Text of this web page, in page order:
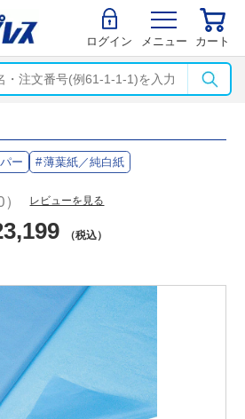
ログイン メニュー カート
ー 薄葉紙／純白紙
レビューを見る
（税込）